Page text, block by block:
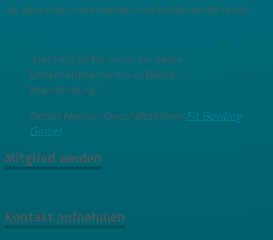
ist, dass man voneinander und miteinander lernt.
“Der FKU ist für mich der beste
Unternehmerverein in Berlin-
Brandenburg”
Detlef Heinze, GeschäftsführerFit Bowling
GmbH
Mitglied werden
Kontakt aufnehmen